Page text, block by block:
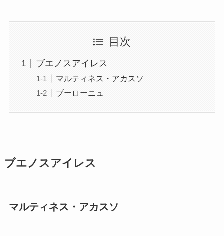
目次
ブエノスアイレス
マルティネス・アカスソ
ブーローニュ
ブエノスアイレス
マルティネス・アカスソ